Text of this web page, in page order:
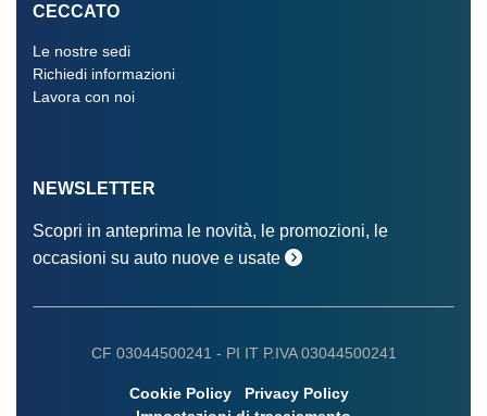
CECCATO
Le nostre sedi
Richiedi informazioni
Lavora con noi
NEWSLETTER
Scopri in anteprima le novità, le promozioni, le
occasioni su auto nuove e usate
CF 03044500241 - PI IT P.IVA 03044500241
Cookie Policy
Privacy Policy